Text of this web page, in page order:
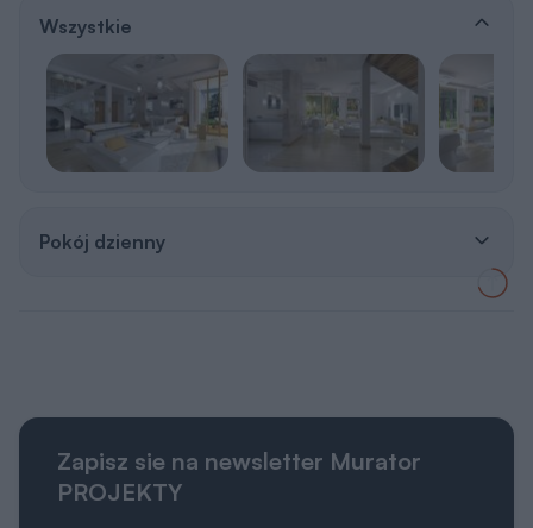
Wszystkie
Pokój dzienny
Zapisz sie na newsletter Murator
PROJEKTY